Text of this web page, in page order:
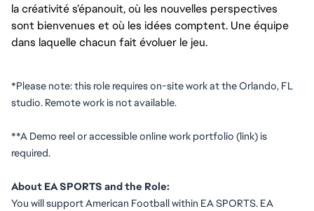
la créativité s’épanouit, où les nouvelles perspectives
sont bienvenues et où les idées comptent. Une équipe
dans laquelle chacun fait évoluer le jeu.
*Please note: this role requires on-site work at the Orlando, FL
studio. Remote work is not available.
**A Demo reel or accessible online work portfolio (link) is
required.
About EA SPORTS and the Role:
You will support American Football within EA SPORTS. EA